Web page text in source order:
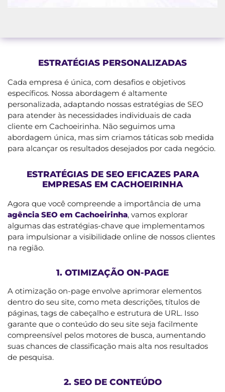
ESTRATÉGIAS PERSONALIZADAS
Cada empresa é única, com desafios e objetivos
específicos. Nossa abordagem é altamente
personalizada, adaptando nossas estratégias de SEO
para atender às necessidades individuais de cada
cliente em Cachoeirinha. Não seguimos uma
abordagem única, mas sim criamos táticas sob medida
para alcançar os resultados desejados por cada negócio.
ESTRATÉGIAS DE SEO EFICAZES PARA
EMPRESAS EM CACHOEIRINHA
Agora que você compreende a importância de uma
agência SEO em Cachoeirinha, vamos explorar
algumas das estratégias-chave que implementamos
para impulsionar a visibilidade online de nossos clientes
na região.
1. OTIMIZAÇÃO ON-PAGE
A otimização on-page envolve aprimorar elementos
dentro do seu site, como meta descrições, títulos de
páginas, tags de cabeçalho e estrutura de URL. Isso
garante que o conteúdo do seu site seja facilmente
compreensível pelos motores de busca, aumentando
suas chances de classificação mais alta nos resultados
de pesquisa.
2. SEO DE CONTEÚDO